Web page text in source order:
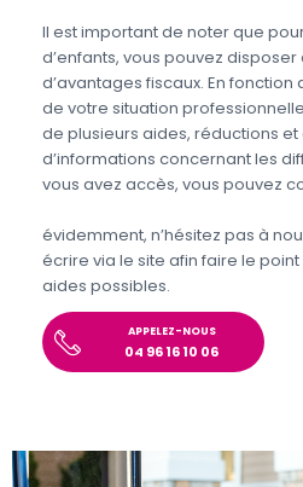
Il est important de noter que
d’enfants, vous pouvez
d’avantages fiscaux. En fonction
de votre situation
de plusieurs aides, réductions et
d’informations concernant les
vous avez accès, vous pouvez
évidemment, n’hésitez pas à
écrire via le site afin faire le
aides possibles.
APPELEZ-NOUS
04 96 16 10 06